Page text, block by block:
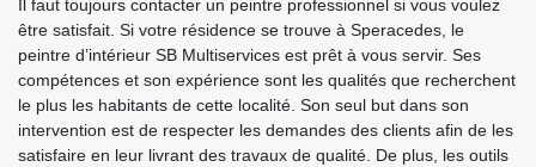
Il faut toujours contacter un peintre professionnel si vous voulez
être satisfait. Si votre résidence se trouve à Speracedes, le
peintre d’intérieur SB Multiservices est prêt à vous servir. Ses
compétences et son expérience sont les qualités que recherchent
le plus les habitants de cette localité. Son seul but dans son
intervention est de respecter les demandes des clients afin de les
satisfaire en leur livrant des travaux de qualité. De plus, les outils